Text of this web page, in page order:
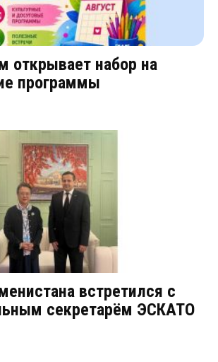
открывает набор на
программы
встретился с
секретарём ЭСКАТО